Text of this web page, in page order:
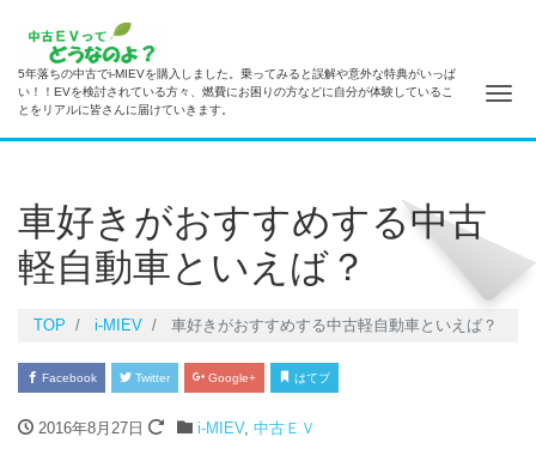
5年落ちの中古でi-MIEVを購入しました。乗ってみると誤解や意外な特典がいっぱ
い！！EVを検討されている方々、燃費にお困りの方などに自分が体験しているこ
とをリアルに皆さんに届けていきます。
ナ
車好きがおすすめする中古
軽自動車といえば？
TOP i-MIEV 車好きがおすすめする中古軽自動車といえば？
Facebook Twitter Google+ はてブ
2016年8月27日 i-MIEV, 中古ＥＶ